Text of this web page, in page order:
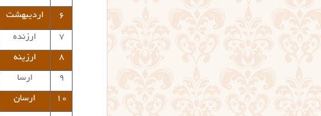
۶ اردیبهشت
۷ ارزنده
۸ ارزینه
۹ ارسا
۱۰ ارسان